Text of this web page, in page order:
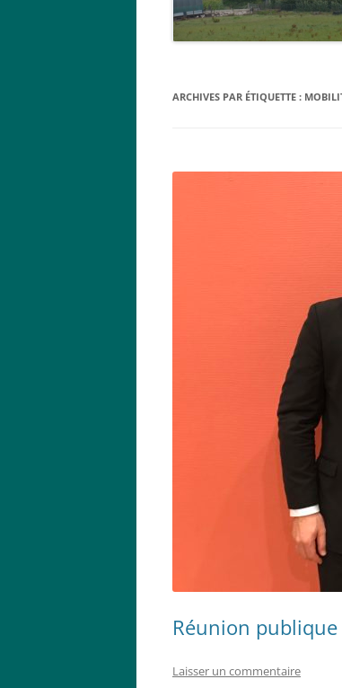
ARCHIVES PAR ÉTIQUETTE :
Réunion
Laisser un commentaire